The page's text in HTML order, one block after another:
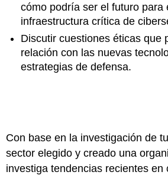
cómo podría ser el futuro para
infraestructura crítica de
Discutir cuestiones éticas que
relación con las nuevas
estrategias de defensa.
Con base en la investigación de
sector elegido y creado una
investiga tendencias recientes en